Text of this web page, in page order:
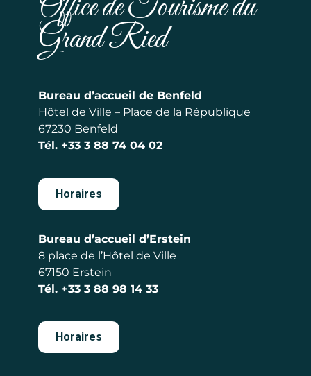
Office de Tourisme du
Grand Ried
Bureau d’accueil de Benfeld
Hôtel de Ville – Place de la République
67230 Benfeld
Tél. +33 3 88 74 04 02
Horaires
Bureau d’accueil d’Erstein
8 place de l’Hôtel de Ville
67150 Erstein
Tél. +33 3 88 98 14 33
Horaires